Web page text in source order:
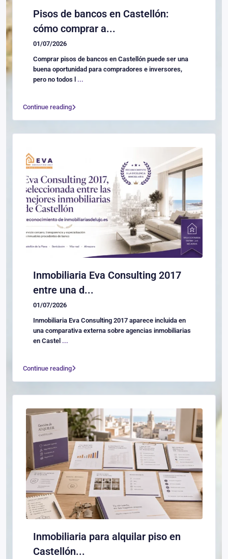
Pisos de bancos en Castellón:
cómo comprar a...
01/07/2026
Comprar pisos de bancos en Castellón puede ser una
buena oportunidad para compradores e inversores,
pero no todos l ...
Continue reading
Inmobiliaria Eva Consulting 2017
entre una d...
01/07/2026
Inmobiliaria Eva Consulting 2017 aparece incluida en
una comparativa externa sobre agencias inmobiliarias
en Castel ...
Continue reading
Inmobiliaria para alquilar piso en
Castellón...